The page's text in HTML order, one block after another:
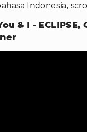
Indonesia,
& I - ECLIPSE,